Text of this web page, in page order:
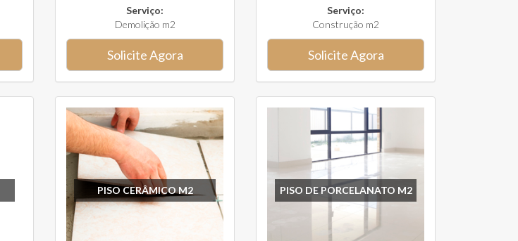
Serviço:
Demolição m2
Solicite Agora
Serviço:
Construção m2
Solicite Agora
PISO CERÂMICO M2 PISO DE PORCELANATO M2